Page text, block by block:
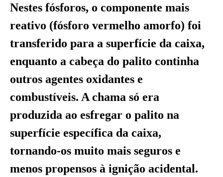
Nestes fósforos, o componente mais
reativo (fósforo vermelho amorfo) foi
transferido para a superfície da caixa,
enquanto a cabeça do palito continha
outros agentes oxidantes e
combustíveis. A chama só era
produzida ao esfregar o palito na
superfície específica da caixa,
tornando-os muito mais seguros e
menos propensos à ignição acidental.